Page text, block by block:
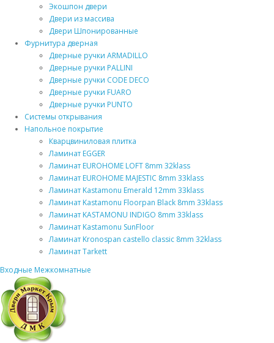
Экошпон двери
Двери из массива
Двери Шпонированные
Фурнитура дверная
Дверные ручки ARMADILLO
Дверные ручки PALLINI
Дверные ручки CODE DECO
Дверные ручки FUARO
Дверные ручки PUNTO
Системы открывания
Напольное покрытие
Кварцвиниловая плитка
Ламинат EGGER
Ламинат EUROHOME LOFT 8mm 32klass
Ламинат EUROHOME MAJESTIC 8mm 33klass
Ламинат Kastamonu Emerald 12mm 33klass
Ламинат Kastamonu Floorpan Black 8mm 33klass
Ламинат KASTAMONU INDIGO 8mm 33klass
Ламинат Kastamonu SunFloor
Ламинат Kronospan castello classic 8mm 32klass
Ламинат Tarkett
Входные Межкомнатные